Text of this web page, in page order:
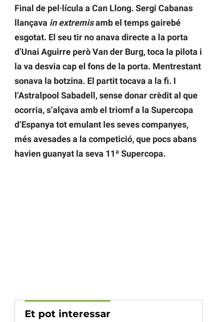
Final de pel·lícula a Can Llong. Sergi Cabanas
llançava in extremisamb el temps gairebé
esgotat. El seu tir no anava directe a la porta
d’Unai Aguirre però Van der Burg, toca la pilota i
la va desvia cap el fons de la porta. Mentrestant
sonava la botzina. El partit tocava a la fi. I
l’Astralpool Sabadell, sense donar crèdit al que
ocorria, s’alçava amb el triomf a la Supercopa
d’Espanya tot emulant les seves companyes,
més avesades a la competició, que pocs abans
havien guanyat la seva 11ª Supercopa.
Et pot interessar